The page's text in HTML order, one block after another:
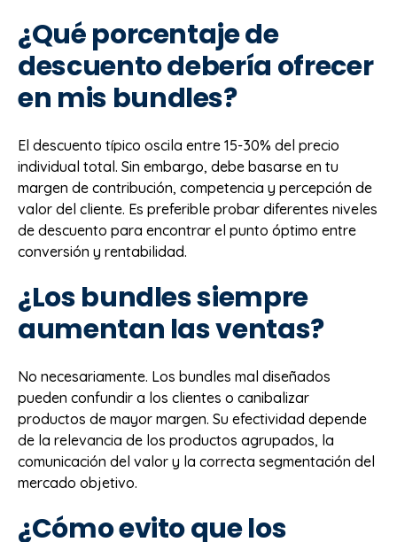
¿Qué porcentaje de
descuento debería ofrecer
en mis bundles?
El descuento típico oscila entre 15-30% del precio
individual total. Sin embargo, debe basarse en tu
margen de contribución, competencia y percepción de
valor del cliente. Es preferible probar diferentes niveles
de descuento para encontrar el punto óptimo entre
conversión y rentabilidad.
¿Los bundles siempre
aumentan las ventas?
No necesariamente. Los bundles mal diseñados
pueden confundir a los clientes o canibalizar
productos de mayor margen. Su efectividad depende
de la relevancia de los productos agrupados, la
comunicación del valor y la correcta segmentación del
mercado objetivo.
¿Cómo evito que los